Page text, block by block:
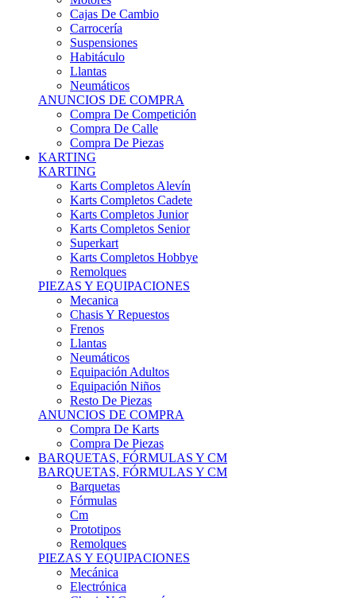
Cajas De Cambio
Carrocería
Suspensiones
Habitáculo
Llantas
Neumáticos
ANUNCIOS DE COMPRA
Compra De Competición
Compra De Calle
Compra De Piezas
KARTING
KARTING
Karts Completos Alevín
Karts Completos Cadete
Karts Completos Junior
Karts Completos Senior
Superkart
Karts Completos Hobbye
Remolques
PIEZAS Y EQUIPACIONES
Mecanica
Chasis Y Repuestos
Frenos
Llantas
Neumáticos
Equipación Adultos
Equipación Niños
Resto De Piezas
ANUNCIOS DE COMPRA
Compra De Karts
Compra De Piezas
BARQUETAS, FÓRMULAS Y CM
BARQUETAS, FÓRMULAS Y CM
Barquetas
Fórmulas
Cm
Prototipos
Remolques
PIEZAS Y EQUIPACIONES
Mecánica
Electrónica